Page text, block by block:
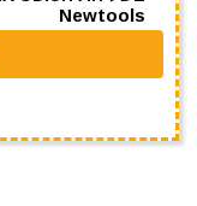
Newtools